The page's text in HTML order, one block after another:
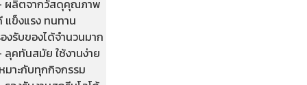
ผลิตจากวัสดุคุณภาพ
แข็งแรง ทนทาน
งรับของได้จำนวนมาก
ลุคทันสมัย ใช้งานง่าย
มาะกับทุกกิจกรรม